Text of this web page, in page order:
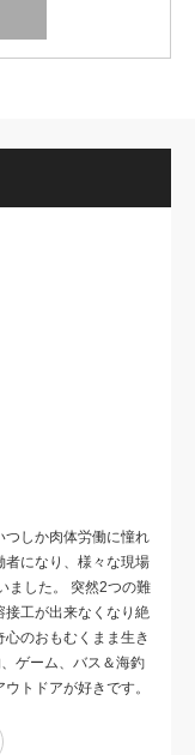
つしか肉体労働に憧れ
者になり、様々な現場
ました。 突然2つの難
接工が出来なくなり絶
のおもむくまま生き
ゲーム、バス＆海釣
トドアが好きです。